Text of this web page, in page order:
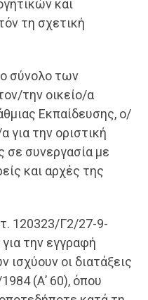
και
τη σχετική
σύνολο των
την οικείο/α
Εκπαίδευσης, ο/
για την οριστική
σε συνεργασία με
και αρχές της
120323/Γ2/27-9-
την εγγραφή
οι διατάξεις
(Α’ 60), όπου